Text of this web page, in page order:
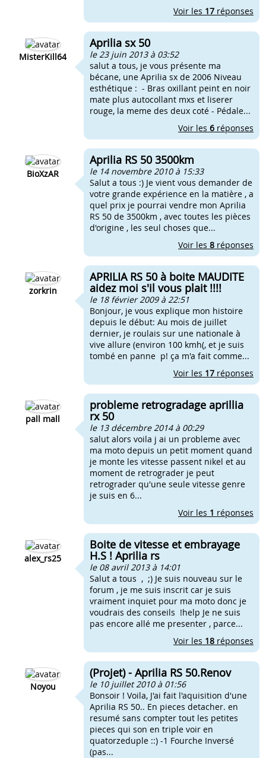
Voir les 17 réponses
MisterKill64
Aprilia sx 50
le 23 juin 2013 à 03:52
salut a tous, je vous présente ma
bécane, une Aprilia sx de 2006 Niveau
esthétique : - Bras oxillant peint en noir
mate plus autocollant mxs et liserer
rouge, la meme des deux coté - Pédale...
Voir les 6 réponses
BioXzAR
Aprilia RS 50 3500km
le 14 novembre 2010 à 15:33
Salut a tous :) Je vient vous demander de
votre grande expérience en la matière , a
quel prix je pourrai vendre mon Aprilia
RS 50 de 3500km , avec toutes les pièces
d'origine , les seul choses que...
Voir les 8 réponses
zorkrin
APRILIA RS 50 à boite MAUDITE
aidez moi s'il vous plait !!!!
le 18 février 2009 à 22:51
Bonjour, je vous explique mon histoire
depuis le début: Au mois de juillet
dernier, je roulais sur une nationale à
vive allure (environ 100 kmh(, et je suis
tombé en panne p! ça m'a fait comme...
Voir les 17 réponses
pall mall
probleme retrogradage aprillia
rx 50
le 13 décembre 2014 à 00:29
salut alors voila j ai un probleme avec
ma moto depuis un petit moment quand
je monte les vitesse passent nikel et au
moment de retrograder je peut
retrograder qu'une seule vitesse genre
je suis en 6...
Voir les 1 réponses
alex_rs25
Boite de vitesse et embrayage
H.S ! Aprilia rs
le 08 avril 2013 à 14:01
Salut a tous , ;) Je suis nouveau sur le
forum , je me suis inscrit car je suis
vraiment inquiet pour ma moto donc je
voudrais des conseils !help Je ne suis
pas encore allé me presenter , parce...
Voir les 18 réponses
Noyou
(Projet) - Aprilia RS 50.Renov
le 10 juillet 2010 à 01:56
Bonsoir ! Voila, J'ai fait l'aquisition d'une
Aprilia RS 50.. En pieces detacher. en
resumé sans compter tout les petites
pieces qui son en triple voir en
quatorzeduple ::) -1 Fourche Inversé
(pas...